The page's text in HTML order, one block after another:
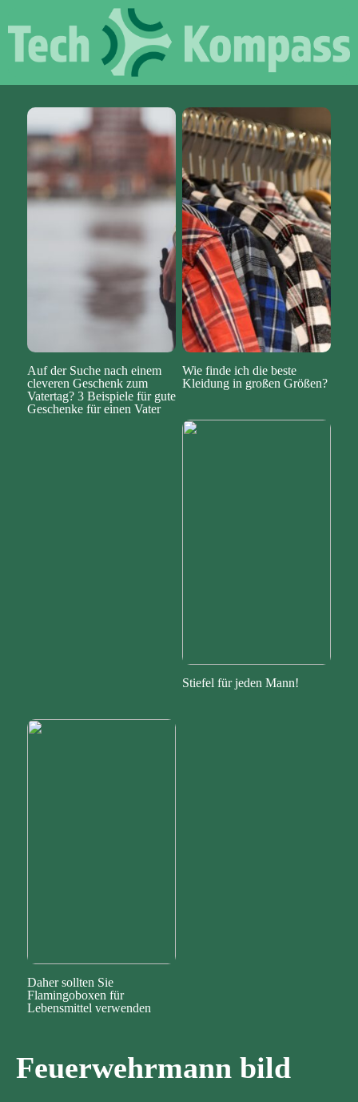
Auf der Suche nach einem
cleveren Geschenk zum
Vatertag? 3 Beispiele für gute
Geschenke für einen Vater
Wie finde ich die beste
Kleidung in großen Größen?
Stiefel für jeden Mann!
Daher sollten Sie
Flamingoboxen für
Lebensmittel verwenden
Feuerwehrmann bild